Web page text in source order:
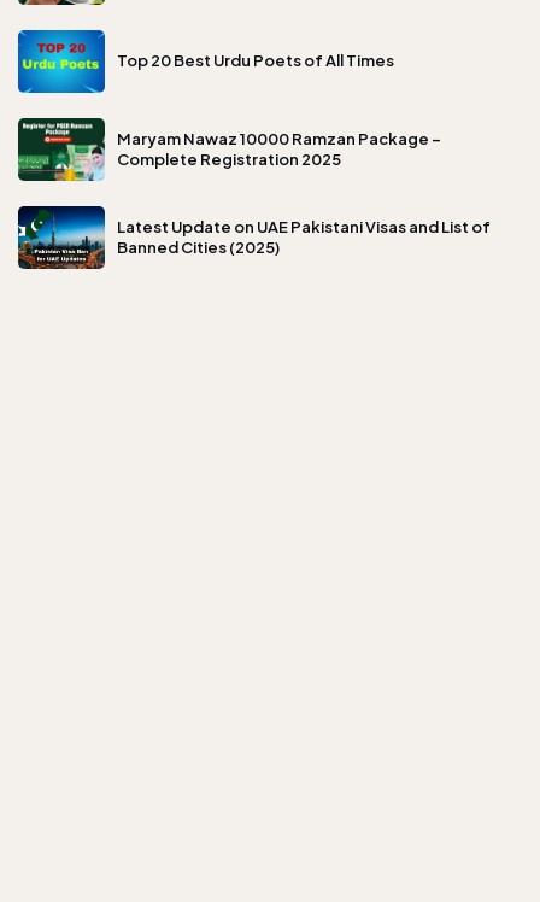
Top 20 Best Urdu Poets of All Times
Maryam Nawaz 10000 Ramzan Package –
Complete Registration 2025
Latest Update on UAE Pakistani Visas and List of
Banned Cities (2025)